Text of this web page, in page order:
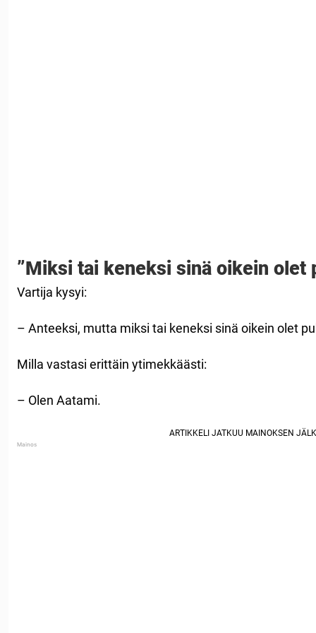
”Miksi tai keneksi sinä oikein olet
Vartija kysyi:
– Anteeksi, mutta miksi tai keneksi sinä oikein olet
Milla vastasi erittäin ytimekkäästi:
– Olen Aatami.